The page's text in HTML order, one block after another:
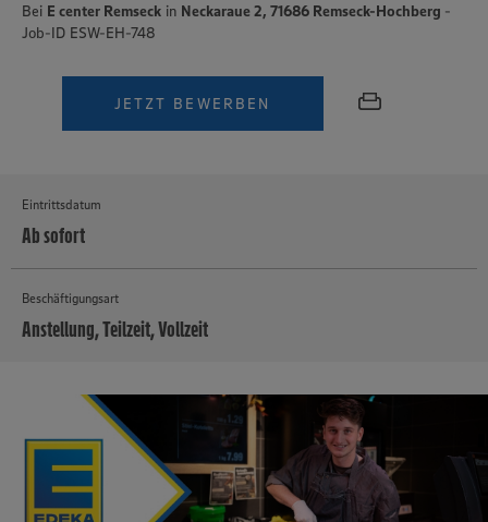
Bei E center Remseck in Neckaraue 2, 71686 Remseck-Hochberg -
Job-ID ESW-EH-748
JETZT BEWERBEN
Eintrittsdatum
Ab sofort
Beschäftigungsart
Anstellung, Teilzeit, Vollzeit